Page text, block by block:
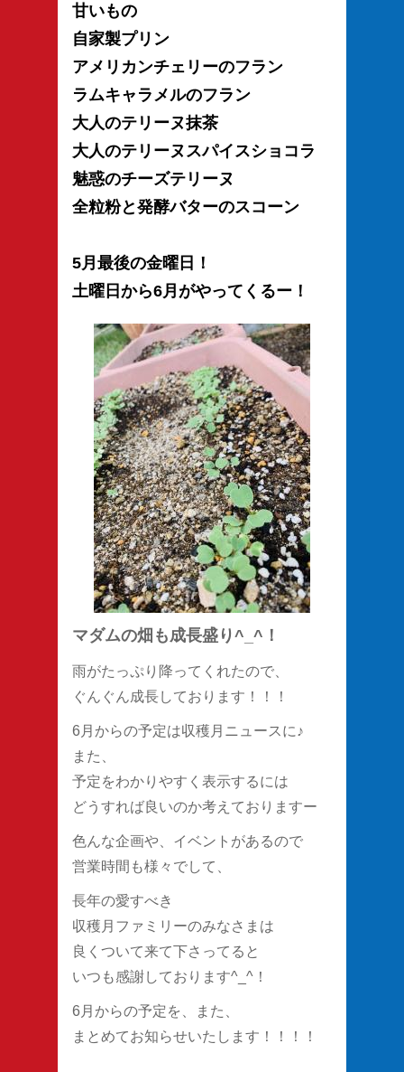
甘いもの
自家製プリン
アメリカンチェリーのフラン
ラムキャラメルのフラン
大人のテリーヌ抹茶
大人のテリーヌスパイスショコラ
魅惑のチーズテリーヌ
全粒粉と発酵バターのスコーン
5月最後の金曜日！
土曜日から6月がやってくるー！
マダムの畑も成長盛り^_^！
雨がたっぷり降ってくれたので、
ぐんぐん成長しております！！！
6月からの予定は収穫月ニュースに♪
また、
予定をわかりやすく表示するには
どうすれば良いのか考えておりますー
色んな企画や、イベントがあるので
営業時間も様々でして、
長年の愛すべき
収穫月ファミリーのみなさまは
良くついて来て下さってると
いつも感謝しております^_^！
6月からの予定を、また、
まとめてお知らせいたします！！！！